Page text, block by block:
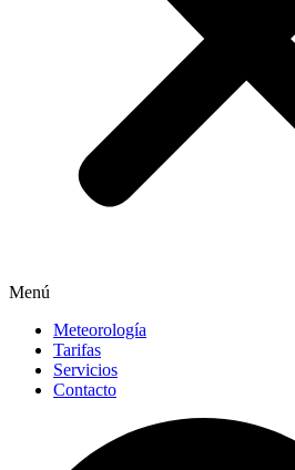
Menú
Meteorología
Tarifas
Servicios
Contacto